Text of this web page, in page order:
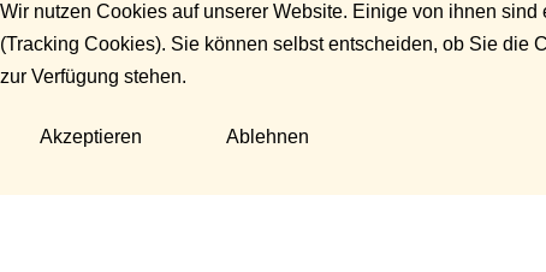
Wir nutzen Cookies auf unserer Website. Einige von ihnen
(Tracking Cookies). Sie können selbst entscheiden, ob Sie
zur Verfügung stehen.
Akzeptieren Ablehnen